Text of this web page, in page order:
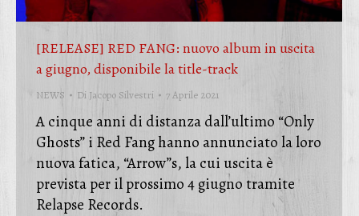
[RELEASE] RED FANG: nuovo album in uscita
a giugno, disponibile la title-track
NEWS Di Jacopo Silvestri 7 Aprile 2021
A cinque anni di distanza dall’ultimo “Only
Ghosts” i Red Fang hanno annunciato la loro
nuova fatica, “Arrow”s, la cui uscita è
prevista per il prossimo 4 giugno tramite
Relapse Records.